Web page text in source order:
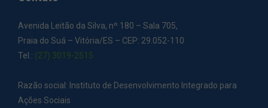
Avenida Leitão da Silva, nº 180 – Sala 705,
Praia do Suá – Vitória/ES – CEP: 29.052-110
Tel.: (27) 3019-2515
Razão social: Instituto de Desenvolvimento Integrado para
Ações Sociais